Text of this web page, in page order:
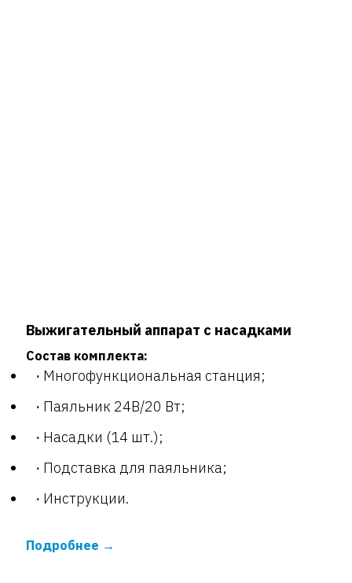
Выжигательный аппарат с насадками
Состав комплекта:
Многофункциональная станция;
Паяльник 24В/20 Вт;
Насадки (14 шт.);
Подставка для паяльника;
Инструкции.
Подробнее